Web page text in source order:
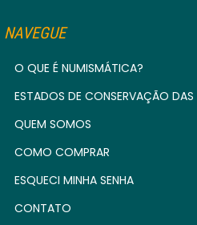
NAVEGUE
O QUE É NUMISMÁTICA?
ESTADOS DE CONSERVAÇÃO
QUEM SOMOS
COMO COMPRAR
ESQUECI MINHA SENHA
CONTATO